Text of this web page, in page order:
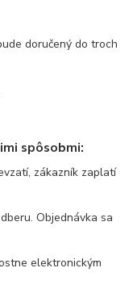
doručený do troch
spôsobmi:
zákazník zaplatí
Objednávka sa
elektronickým